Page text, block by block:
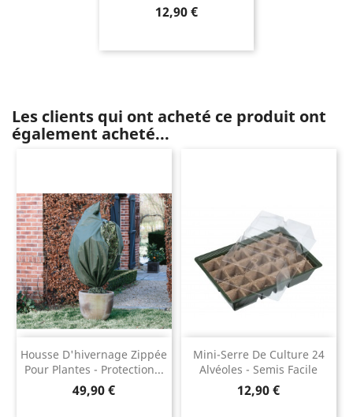
Prix
12,90 €
Les clients qui ont acheté ce produit ont
également acheté...
Housse D'hivernage Zippée
Pour Plantes - Protection...
Prix
49,90 €
Mini-Serre De Culture 24
Alvéoles - Semis Facile
Prix
12,90 €